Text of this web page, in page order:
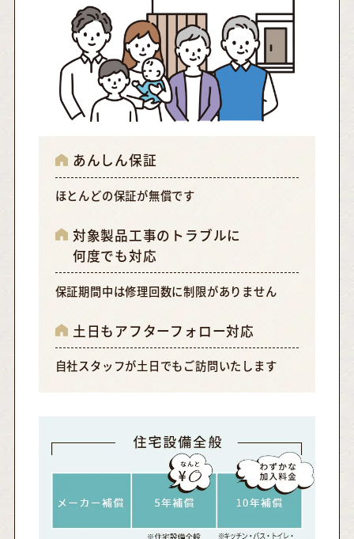
あんしん保証
ほとんどの保証が無償です
対象製品工事のトラブルに
何度でも対応
保証期間中は修理回数に制限がありません
土日もアフターフォロー対応
自社スタッフが土日でもご訪問いたします